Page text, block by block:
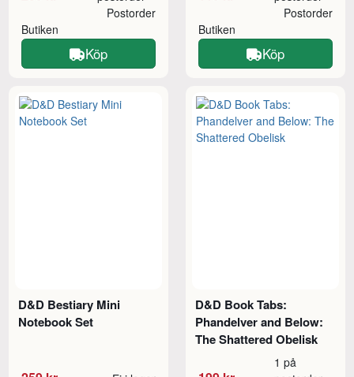
Butiken
Postorder
Köp
Butiken
Postorder
Köp
D&D Bestiary Mini
Notebook Set
D&D Book Tabs:
Phandelver and Below:
The Shattered Obelisk
1 på